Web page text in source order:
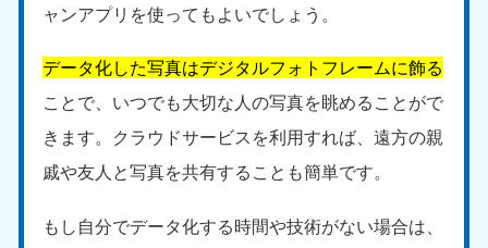
ャンアプリを使ってもよいでしょう。
データ化した写真はデジタルフォトフレームに飾る
ことで、いつでも大切な人の写真を眺めることがで
きます。クラウドサービスを利用すれば、遠方の親
戚や友人と写真を共有することも簡単です。
もし自分でデータ化する時間や技術がない場合は、